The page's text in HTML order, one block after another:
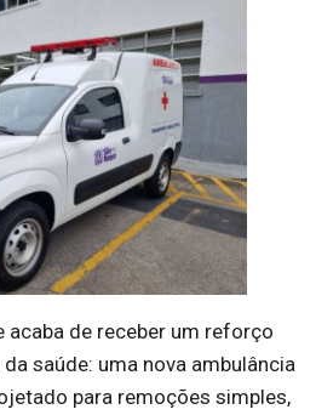
acaba de receber um reforço
saúde: uma nova ambulância
para remoções simples,